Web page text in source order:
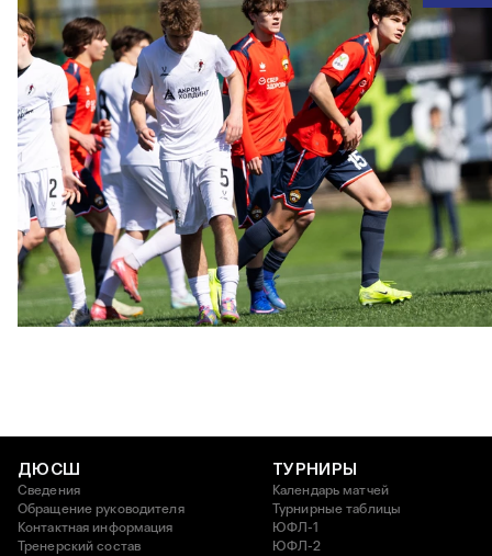
ЮФЛ U17 | ПФК ЦСКА - Акрон - Академия Коноплёва
26 АПРЕЛЯ 2026 18:11
ДЮСШ
Сведения
Обращение руководителя
Контактная информация
Тренерский состав
ТУРНИРЫ
Календарь матчей
Турнирные таблицы
ЮФЛ-1
ЮФЛ-2